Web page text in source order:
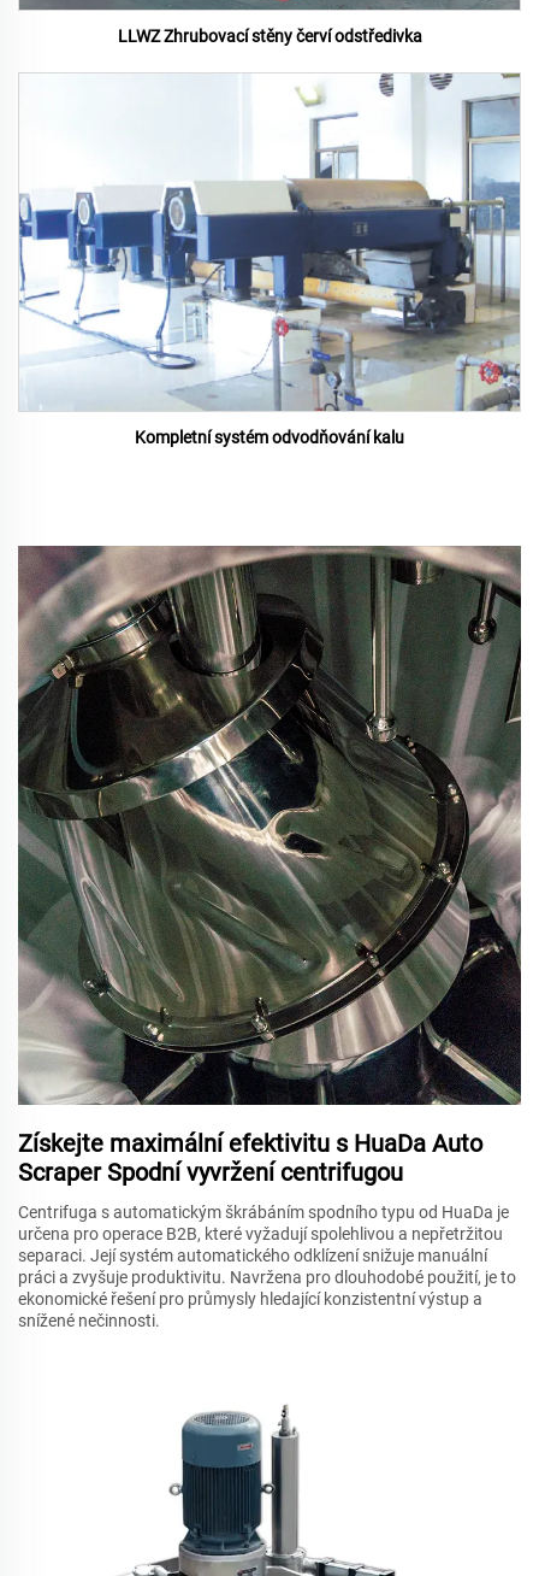
LLWZ Zhrubovací stěny červí odstředivka
Kompletní systém odvodňování kalu
Získejte maximální efektivitu s HuaDa Auto
Scraper Spodní vyvržení centrifugou
Centrifuga s automatickým škrábáním spodního typu od HuaDa je
určena pro operace B2B, které vyžadují spolehlivou a nepřetržitou
separaci. Její systém automatického odklízení snižuje manuální
práci a zvyšuje produktivitu. Navržena pro dlouhodobé použití, je to
ekonomické řešení pro průmysly hledající konzistentní výstup a
snížené nečinnosti.